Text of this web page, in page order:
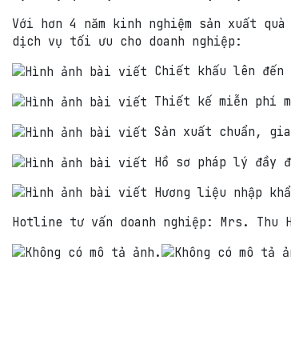
Với hơn 4 năm kinh nghiệm sản xuất
dịch vụ tối ưu cho doanh nghiệp:
Chiết khấu lên đến
Thiết kế miễn phí
Sản xuất chuẩn,
Hồ sơ pháp lý đầy
Hương liệu nhập
Hotline tư vấn doanh nghiệp: Mrs. Thu